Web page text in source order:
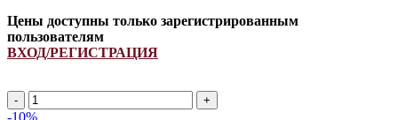
Цены доступны только зарегистрированным
пользователям
ВХОД/РЕГИСТРАЦИЯ
Количество
товара